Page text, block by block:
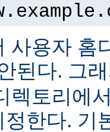
사용자 홈
된다. 그
렉토리에
정한다. 기